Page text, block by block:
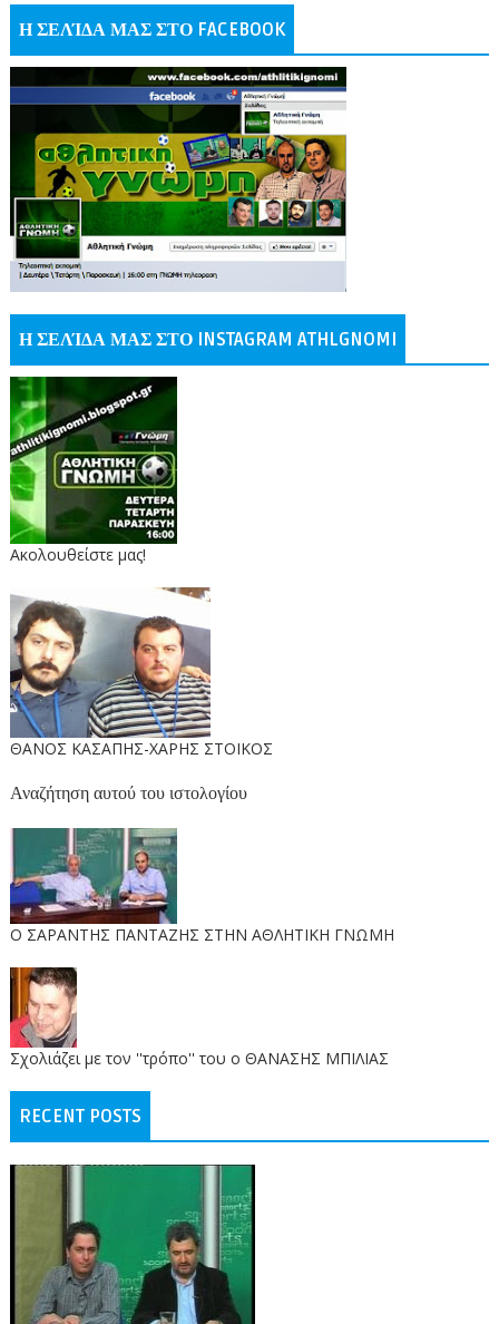
Η ΣΕΛΊΔΑ ΜΑΣ ΣΤΟ FACEBOOK
Η ΣΕΛΊΔΑ ΜΑΣ ΣΤΟ INSTAGRAM ATHLGNOMI
Ακολουθείστε μας!
ΘΑΝΟΣ ΚΑΣΑΠΗΣ-ΧΑΡΗΣ ΣΤΟΙΚΟΣ
Αναζήτηση αυτού του ιστολογίου
O ΣΑΡΑΝΤΗΣ ΠΑΝΤΑΖΗΣ ΣΤΗΝ ΑΘΛΗΤΙΚΗ ΓΝΩΜΗ
Σχολιάζει με τον ''τρόπο'' του ο ΘΑΝΑΣΗΣ ΜΠΙΛΙΑΣ
RECENT POSTS